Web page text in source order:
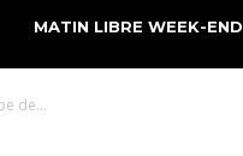
MATIN LIBRE WEEK-END
de...